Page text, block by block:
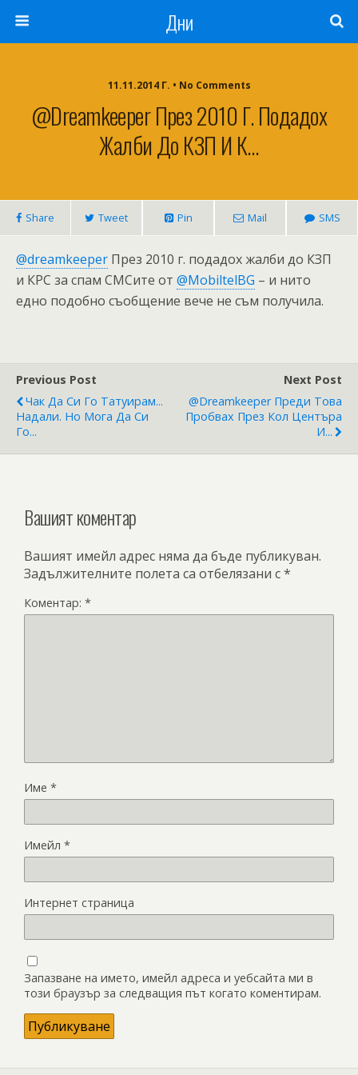
Дни
11.11.2014 Г. • No Comments
@dreamkeeper През 2010 Г. Подадох
Жалби До КЗП И К…
Share Tweet Pin Mail SMS
@dreamkeeper През 2010 г. подадох жалби до КЗП
и КРС за спам СМСите от @MobiltelBG – и нито
едно подобно съобщение вече не съм получила.
Previous Post
Чак Да Си Го Татуирам...
Надали. Но Мога Да Си
Го...
Next Post
@dreamkeeper Преди Това
Пробвах През Кол Центъра
И...
Вашият коментар
Вашият имейл адрес няма да бъде публикуван.
Задължителните полета са отбелязани с*
Коментар: *
Име *
Имейл *
Интернет страница
Запазване на името, имейл адреса и уебсайта ми в
този браузър за следващия път когато коментирам.